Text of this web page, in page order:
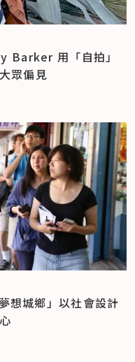
Barker 用「自拍」
眾偏見
想城鄉」以社會設計